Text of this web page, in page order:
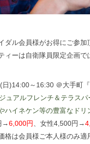
ダル会員様がお得にご参
ィーは自衛隊員限定企画で
)14:00～16:30 ＠大手町
ュアルフレンチ＆テラス
ハイネケン等の豊富なド
→6,000円 、女性4,500円→
格は会員様ご本人様のみ適